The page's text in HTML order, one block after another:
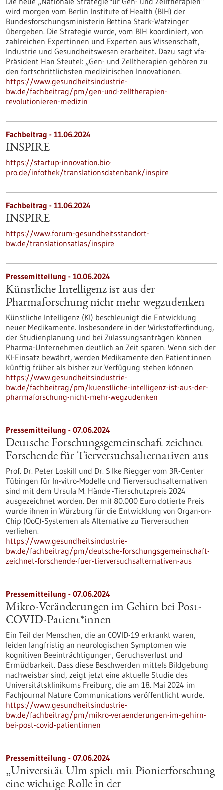
wird morgen vom Berlin Institute of Health (BIH) der
Bundesforschungsministerin Bettina Stark-Watzinger
übergeben. Die Strategie wurde, vom BIH koordiniert, von
zahlreichen Expertinnen und Experten aus Wissenschaft,
Industrie und Gesundheitswesen erarbeitet. Dazu sagt vfa-
Präsident Han Steutel: „Gen- und Zelltherapien gehören zu
den fortschrittlichsten medizinischen Innovationen.
https://www.gesundheitsindustrie-
bw.de/fachbeitrag/pm/gen-und-zelltherapien-
revolutionieren-medizin
Fachbeitrag - 11.06.2024
INSPIRE
https://startup-innovation.bio-
pro.de/infothek/translationsdatenbank/inspire
Fachbeitrag - 11.06.2024
INSPIRE
https://www.forum-gesundheitsstandort-
bw.de/translationsatlas/inspire
Pressemitteilung - 10.06.2024
Künstliche Intelligenz ist aus der
Pharmaforschung nicht mehr wegzudenken
Künstliche Intelligenz (KI) beschleunigt die Entwicklung
neuer Medikamente. Insbesondere in der Wirkstofferfindung,
der Studienplanung und bei Zulassungsanträgen können
Pharma-Unternehmen deutlich an Zeit sparen. Wenn sich der
KI-Einsatz bewährt, werden Medikamente den Patient:innen
künftig früher als bisher zur Verfügung stehen können
https://www.gesundheitsindustrie-
bw.de/fachbeitrag/pm/kuenstliche-intelligenz-ist-aus-der-
pharmaforschung-nicht-mehr-wegzudenken
Pressemitteilung - 07.06.2024
Deutsche Forschungsgemeinschaft zeichnet
Forschende für Tierversuchsalternativen aus
Prof. Dr. Peter Loskill und Dr. Silke Riegger vom 3R-Center
Tübingen für In-vitro-Modelle und Tierversuchsalternativen
sind mit dem Ursula M. Händel-Tierschutzpreis 2024
ausgezeichnet worden. Der mit 80.000 Euro dotierte Preis
wurde ihnen in Würzburg für die Entwicklung von Organ-on-
Chip (OoC)-Systemen als Alternative zu Tierversuchen
verliehen.
https://www.gesundheitsindustrie-
bw.de/fachbeitrag/pm/deutsche-forschungsgemeinschaft-
zeichnet-forschende-fuer-tierversuchsalternativen-aus
Pressemitteilung - 07.06.2024
Mikro-Veränderungen im Gehirn bei Post-
COVID-Patient*innen
Ein Teil der Menschen, die an COVID-19 erkrankt waren,
leiden langfristig an neurologischen Symptomen wie
kognitiven Beeinträchtigungen, Geruchsverlust und
Ermüdbarkeit. Dass diese Beschwerden mittels Bildgebung
nachweisbar sind, zeigt jetzt eine aktuelle Studie des
Universitätsklinikums Freiburg, die am 18. Mai 2024 im
Fachjournal Nature Communications veröffentlicht wurde.
https://www.gesundheitsindustrie-
bw.de/fachbeitrag/pm/mikro-veraenderungen-im-gehirn-
bei-post-covid-patientinnen
Pressemitteilung - 07.06.2024
„Universität Ulm spielt mit Pionierforschung
eine wichtige Rolle in der